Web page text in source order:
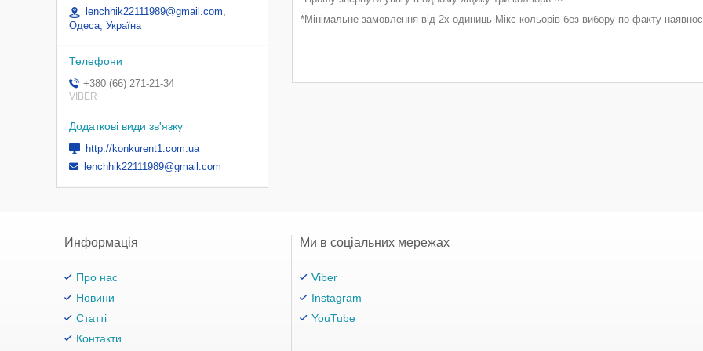
*Мінімальне замовлення від 2х одиниць Мікс кольорів без вибору по факту
lenchhik22111989@gmail.com,
Одеса, Україна
+380 (66) 271-21-34
VIBER
http://konkurent1.com.ua
lenchhik22111989@gmail.com
Информація
Про нас
Новини
Статті
Контакти
Ми в соціальних мережах
Viber
Instagram
YouTube